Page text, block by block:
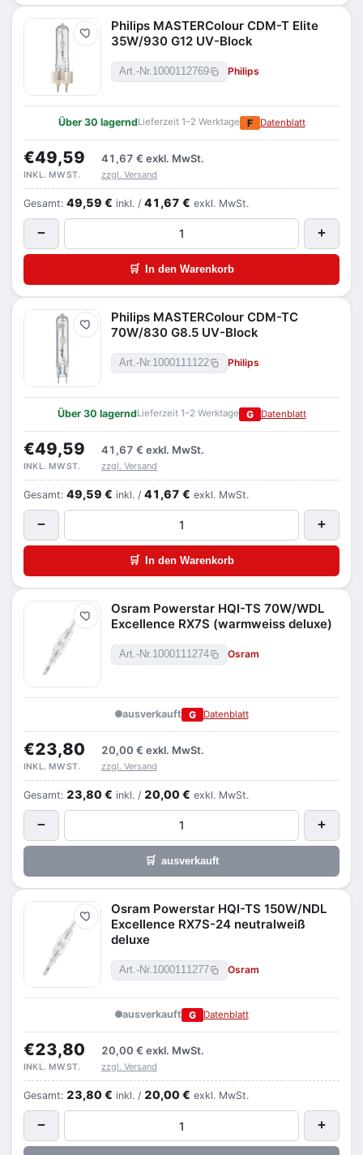
Merken
Philips MASTERColour CDM-T Elite
35W/930 G12 UV-Block
Art.-Nr. 1000112769 Philips
Über 30 lagerndLieferzeit 1–2 Werktage F Datenblatt
€49,59 41,67 € exkl. MwSt.
INKL. MWST. zzgl. Versand
Gesamt: 49,59 € inkl. / 41,67 € exkl. MwSt.
− +
🛒 In den Warenkorb
Merken
Philips MASTERColour CDM-TC
70W/830 G8.5 UV-Block
Art.-Nr. 1000111122 Philips
Über 30 lagerndLieferzeit 1–2 Werktage G Datenblatt
€49,59 41,67 € exkl. MwSt.
INKL. MWST. zzgl. Versand
Gesamt: 49,59 € inkl. / 41,67 € exkl. MwSt.
− +
🛒 In den Warenkorb
Merken
Osram Powerstar HQI-TS 70W/WDL
Excellence RX7S (warmweiss deluxe)
Art.-Nr. 1000111274 Osram
ausverkauft G Datenblatt
€23,80 20,00 € exkl. MwSt.
INKL. MWST. zzgl. Versand
Gesamt: 23,80 € inkl. / 20,00 € exkl. MwSt.
− +
🛒 ausverkauft
Merken
Osram Powerstar HQI-TS 150W/NDL
Excellence RX7S-24 neutralweiß
deluxe
Art.-Nr.1000111277 Osram
ausverkauft G Datenblatt
€23,80 20,00 € exkl. MwSt.
INKL. MWST. zzgl. Versand
Gesamt: 23,80 € inkl. / 20,00 € exkl. MwSt.
− +